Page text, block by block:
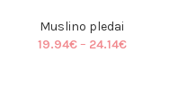
Muslino pledai
19.94€ – 24.14€Price